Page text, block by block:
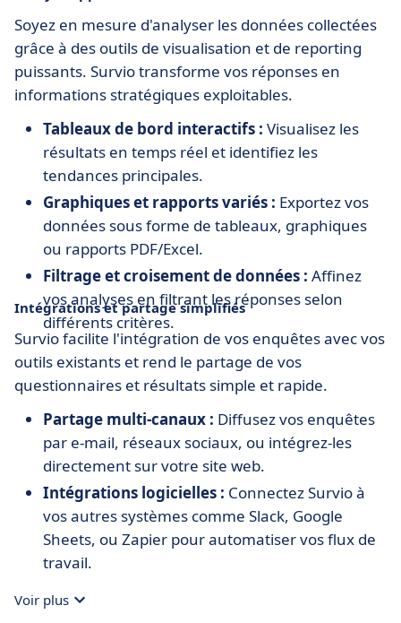
Soyez en mesure d'analyser les données collectées
grâce à des outils de visualisation et de reporting
puissants. Survio transforme vos réponses en
informations stratégiques exploitables.
Tableaux de bord interactifs : Visualisez les
résultats en temps réel et identifiez les
tendances principales.
Graphiques et rapports variés : Exportez vos
données sous forme de tableaux, graphiques
ou rapports PDF/Excel.
Filtrage et croisement de données : Affinez
vos analyses en filtrant les réponses selon
différents critères.
Intégrations et partage simplifiés
Survio facilite l'intégration de vos enquêtes avec vos
outils existants et rend le partage de vos
questionnaires et résultats simple et rapide.
Partage multi-canaux : Diffusez vos enquêtes
par e-mail, réseaux sociaux, ou intégrez-les
directement sur votre site web.
Intégrations logicielles : Connectez Survio à
vos autres systèmes comme Slack, Google
Sheets, ou Zapier pour automatiser vos flux de
travail.
et rapports avec votre équipe pour une analyse
Voir plus